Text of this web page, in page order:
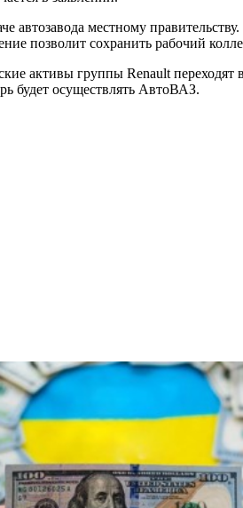
автозавода местному
позволит сохранить рабочий
активы группы Renault
будет осуществлять АвтоВАЗ.